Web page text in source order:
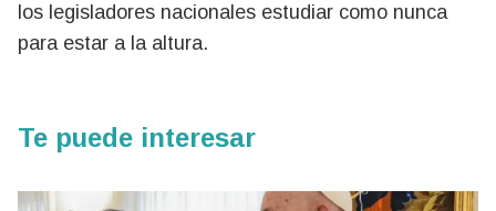
los legisladores nacionales estudiar como nunca
para estar a la altura.
Te puede interesar